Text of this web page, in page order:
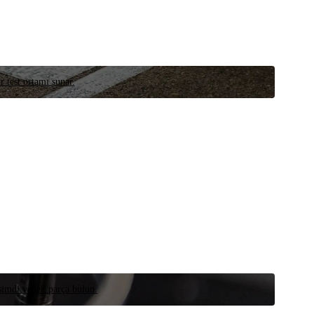
test ortamı sunar.
yedek parça bulun.